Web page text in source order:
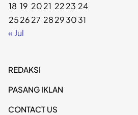
18 19 2021 2223 24
252627 28293031
« Jul
REDAKSI
PASANG IKLAN
CONTACT US